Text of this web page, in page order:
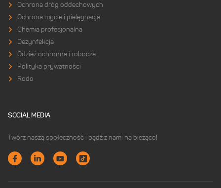
info@aio.com.pl
Ochrona dróg oddechowych
Ochrona mycie i pielęgnacja
Chemia profesjonalna
Dezynfekcja
Odzież ochronna i robocza
Polityka prywatności
Rodo
SOCIAL MEDIA
Twórz naszą społeczność i bądź z nami na bieżąco!